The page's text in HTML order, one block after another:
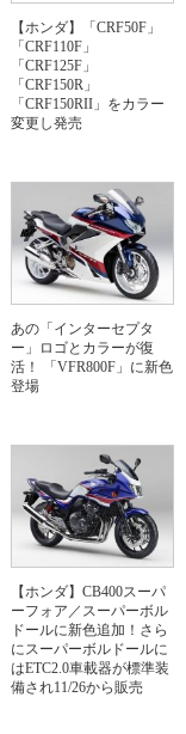
【ホンダ】「CRF50F」
「CRF110F」
「CRF125F」
「CRF150R」
「CRF150RII」をカラー
変更し発売
あの「インターセプタ
ー」ロゴとカラーが復
活！ 「VFR800F」に新色
登場
【ホンダ】CB400スーパ
ーフォア／スーパーボル
ドールに新色追加！さら
にスーパーボルドールに
はETC2.0車載器が標準装
備され11/26から販売